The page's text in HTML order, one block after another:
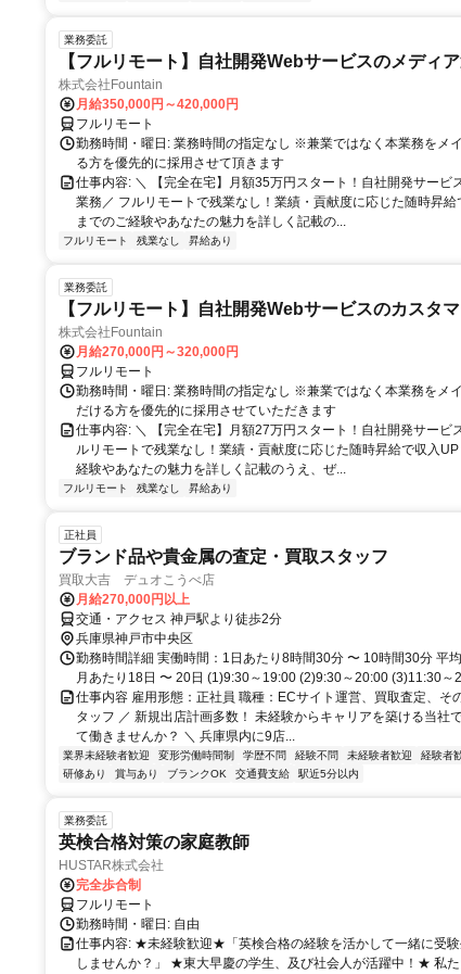
業務委託
【フルリモート】自社開発Webサービスのメディ
株式会社Fountain
月給350,000円～420,000円
フルリモート
勤務時間・曜日: 業務時間の指定なし ※兼業ではなく本業務をメ
る方を優先的に採用させて頂きます
仕事内容: ＼ 【完全在宅】月額35万円スタート！自社開発サービ
業務／ フルリモートで残業なし！業績・貢献度に応じた随時昇
までのご経験やあなたの魅力を詳しく記載の...
フルリモート 残業なし 昇給あり
業務委託
【フルリモート】自社開発Webサービスのカスタ
株式会社Fountain
月給270,000円～320,000円
フルリモート
勤務時間・曜日: 業務時間の指定なし ※兼業ではなく本業務をメ
だける方を優先的に採用させていただきます
仕事内容: ＼ 【完全在宅】月額27万円スタート！自社開発サービ
ルリモートで残業なし！業績・貢献度に応じた随時昇給で収入
経験やあなたの魅力を詳しく記載のうえ、ぜ...
フルリモート 残業なし 昇給あり
正社員
ブランド品や貴金属の査定・買取スタッフ
買取大吉 デュオこうべ店
月給270,000円以上
交通・アクセス 神戸駅より徒歩2分
兵庫県神戸市中央区
勤務時間詳細 実働時間：1日あたり8時間30分 〜 10時間30分 平
月あたり18日 〜 20日 (1)9:30～19:00 (2)9:30～20:00 (3)11:30～
仕事内容 雇用形態：正社員 職種：ECサイト運営、買取査定、そ
タッフ ／ 新規出店計画多数！ 未経験からキャリアを築ける当社
て働きませんか？ ＼ 兵庫県内に9店...
業界未経験者歓迎 変形労働時間制 学歴不問 経験不問 未経験者歓迎 経験者
研修あり
賞与あり ブランクOK 交通費支給 駅近5分以内
業務委託
英検合格対策の家庭教師
HUSTAR株式会社
完全歩合制
フルリモート
勤務時間・曜日: 自由
仕事内容: ★未経験歓迎★「英検合格の経験を活かして一緒に受
しませんか？」 ★東大早慶の学生、及び社会人が活躍中！★ 私